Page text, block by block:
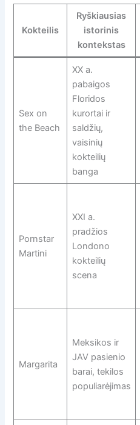
Kokteilis
Ryškiausias
istorinis
kontekstas
Sex on
the Beach
XX a.
pabaigos
Floridos
kurortai ir
saldžių,
vaisinių
kokteilių
banga
Pornstar
Martini
XXI a.
pradžios
Londono
kokteilių
scena
Margarita
Meksikos ir
JAV pasienio
barai, tekilos
populiarėjimas